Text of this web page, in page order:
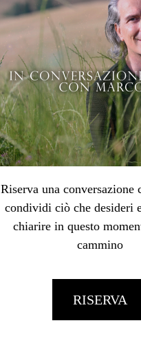
Riserva una conversazione
condividi ciò che desideri
chiarire in questo
cammino
RISERVA